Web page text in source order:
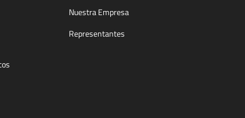
Nuestra Empresa
Representantes